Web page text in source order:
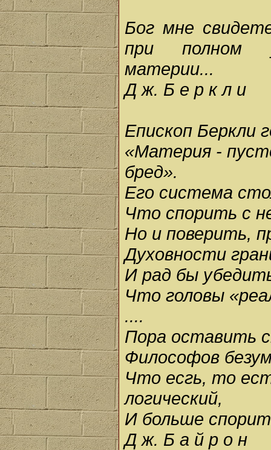
Бог мне
при полном
материи...
Д ж. Б е р к л и
Епископ Беркли
«Материя -
бред».
Его система
Что спорить с
Но и поверить,
Духовности
И рад бы
Что головы
....
Пора оставить
Философов
Что есгь, то
логический,
И больше
Д ж. Б а й р о н